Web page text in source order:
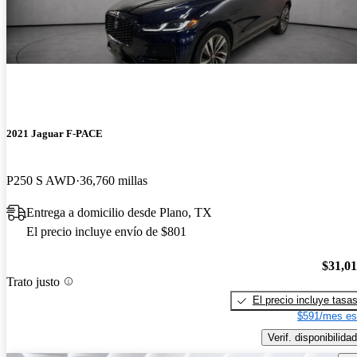
2021 Jaguar F-PACE
P250 S AWD 36,760 millas
Entrega a domicilio desde Plano, TX
El precio incluye envío de $801
Trato justo
El precio incluye tasas
$591/mes
Verif. disponibilidad